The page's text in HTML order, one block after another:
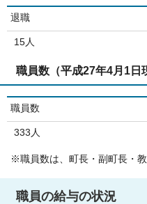
退職
15人
職員数（平成27年4月1日
職員数
333人
※職員数は、町長・副町長・
職員の給与の状況